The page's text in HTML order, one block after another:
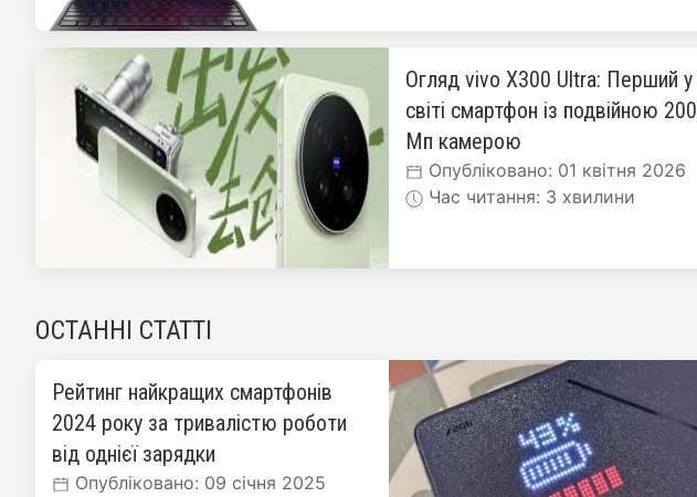
Огляд vivo X300 Ultra: Перший у
світі смартфон із подвійною 200
Мп камерою
Опубліковано: 01 квітня 2026
Час читання: 3 хвилини
ОСТАННІ СТАТТІ
Рейтинг найкращих смартфонів
2024 року за тривалістю роботи
від однієї зарядки
Опубліковано: 09 січня 2025